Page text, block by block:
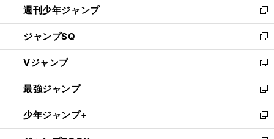
く
週刊少年ジャンプ
新
し
い
ウ
ィ
ン
ド
ウ
で
開
ジャンプSQ
新
し
い
ウ
ィ
ン
ド
ウ
Vジャンプ
新
し
い
ウ
ィ
ン
最強ジャンプ
新
し
い
ウ
少年ジャンプ+
新
し